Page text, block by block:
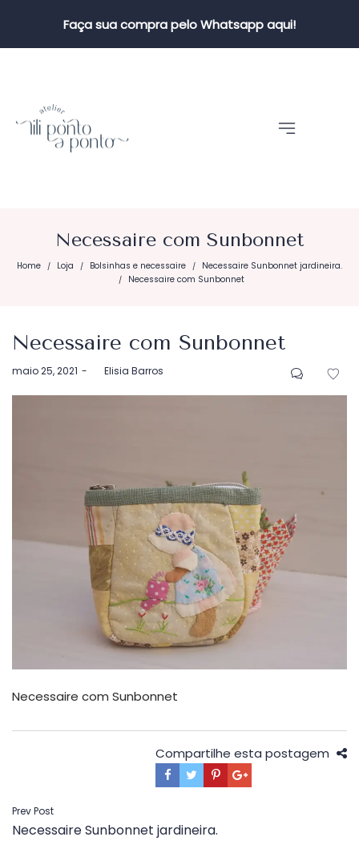
Faça sua compra pelo Whatsapp aqui!
Necessaire com Sunbonnet
Home / Loja / Bolsinhas e necessaire / Necessaire Sunbonnet jardineira.
/ Necessaire com Sunbonnet
Necessaire com Sunbonnet
Postado
maio 25, 2021 byElisia Barros
Necessaire com Sunbonnet
Compartilhe esta postagem
Navegação
de
Prev Post
Necessaire Sunbonnet jardineira.